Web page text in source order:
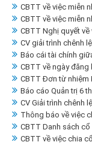
CBTT về việc miễn
CBTT về việc miễn
CBTT Nghị quyết về
CV giải trình chênh
Báo cái tài chính
CBTT về ngày
CBTT Đơn từ nhiệm
Báo cáo Quản trị 6
CV Giải trình chênh
Thông báo về việc
CBTT Danh sách
CBTT về việc chia